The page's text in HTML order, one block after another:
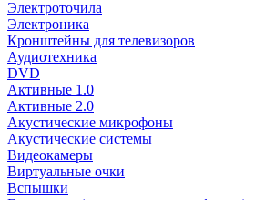
Электроточила
Электроника
Кронштейны для телевизоров
Аудиотехника
DVD
Активные 1.0
Активные 2.0
Акустические микрофоны
Акустические системы
Видеокамеры
Виртуальные очки
Вспышки